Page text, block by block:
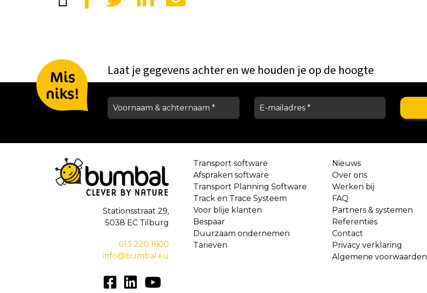
Laat je gegevens achter en we houden je op de hoogte
Mis
niks!
Stationsstraat 29,
5038 EC Tilburg
013 220 1600
info@bumbal.eu
Transport software
Afspraken software
Transport Planning Software
Track en Trace Systeem
Voor blije klanten
Bespaar
Duurzaam ondernemen
Tarieven
Nieuws
Over ons
Werken bij
FAQ
Partners & systemen
Referenties
Contact
Privacy verklaring
Algemene voorwaarden